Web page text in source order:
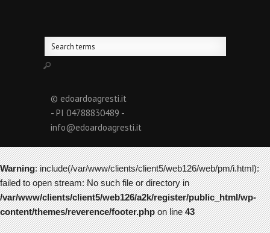
© edoardoagresti.it
- PI 04788830489 -
info@edoardoagresti.it
Warning: include(/var/www/clients/client5/web126/web/pm/i.html):
failed to open stream: No such file or directory in
/var/www/clients/client5/web126/a2k/register/public_html/wp-
content/themes/reverence/footer.phpon line43